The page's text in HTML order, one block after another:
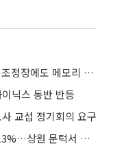
믿음의 삼성전자, 목표주가 59만원…조정장에도 메모리 슈퍼사이클 기대 여전
닉스 동반 반등
교섭 정기회의 요구
美 클래리티 법안 연내 통과 가능성 13%…상원 문턱서 제동